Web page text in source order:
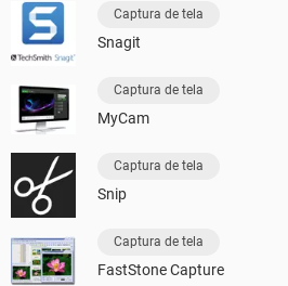
Captura de tela
Snagit
Captura de tela
MyCam
Captura de tela
Snip
Captura de tela
FastStone Capture